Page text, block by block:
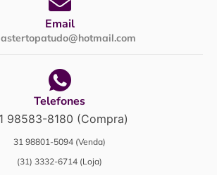
Email
Telefones
98583-8180 (Compra)
31 98801-5094 (Venda)
(31) 3332-6714 (Loja)